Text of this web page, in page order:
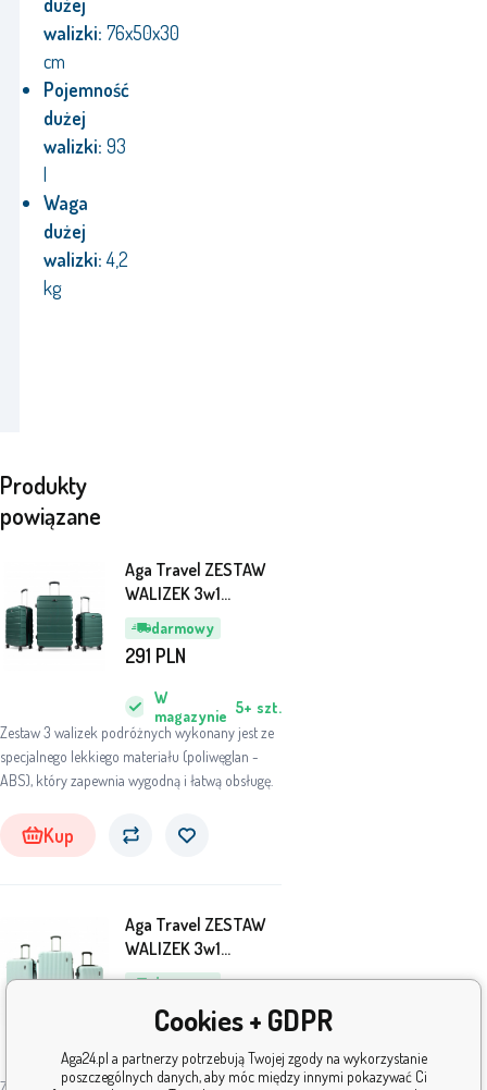
walizki: 76x50x30
cm
Pojemność
dużej
walizki: 93
l
Waga
dużej
walizki:4,2
kg
Produkty
powiązane
darmowy
Aga Travel ZESTAW
WALIZEK 3w1
KOMPLET WALIZKA
PODRÓŻNA BAGAŻ
MR4650 Zielona
Zestaw 3 walizek podróżnych wykonany jest ze
specjalnego lekkiego materiału (poliwęglan -
ABS), który zapewnia wygodną i łatwą obsługę.
W
magazynie 5+ szt.
291 PLN
Kup
darmowy
Aga Travel ZESTAW
WALIZEK 3w1
KOMPLET WALIZKA
MR4652
W
magazynie 5+ szt.
PLN
Cookies + GDPR
Aga24.pl a partnerzy potrzebują Twojej zgody na wykorzystanie
poszczególnych danych, aby móc między innymi pokazywać Ci